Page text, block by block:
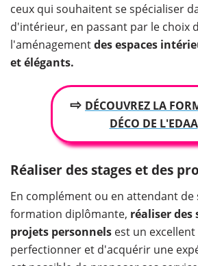
ceux qui souhaitent se spécialiser
d'intérieur, en passant par le choix
l'aménagementdes espaces
et élégants.
⇨ DÉCOUVREZ LA
DÉCO DE L'EDAA
Réaliser des stages et des
En complément ou en attendant de
formation diplômante, réaliser des
projets personnels est un
perfectionner et d'acquérir une